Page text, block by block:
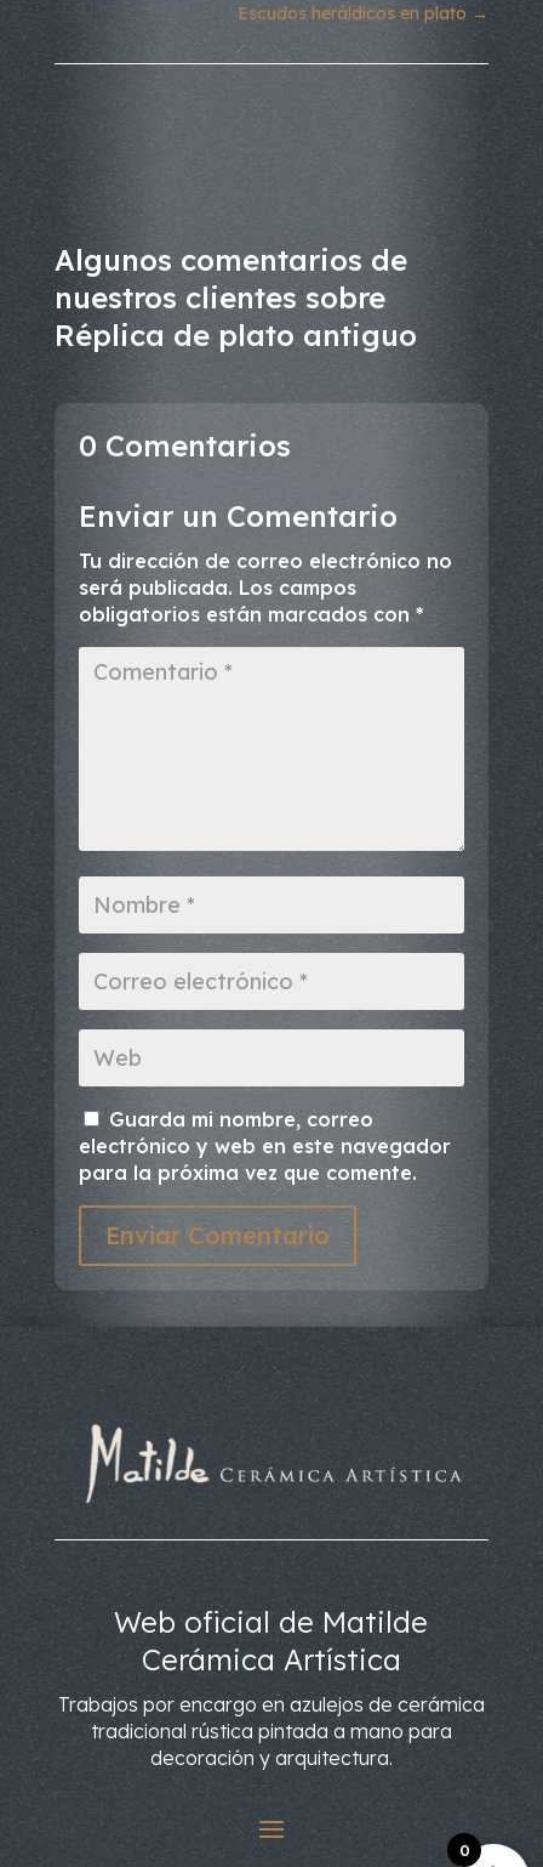
Escudos heráldicos en plato →
Algunos comentarios de
nuestros clientes sobre
Réplica de plato antiguo
0 Comentarios
Enviar un Comentario
Tu dirección de correo electrónico no
será publicada. Los campos
obligatorios están marcados con *
Guarda mi nombre, correo
electrónico y web en este navegador
para la próxima vez que comente.
Enviar Comentario
Web oficial de Matilde
Cerámica Artística
Trabajos por encargo en azulejos de cerámica
tradicional rústica pintada a mano para
decoración y arquitectura.
0